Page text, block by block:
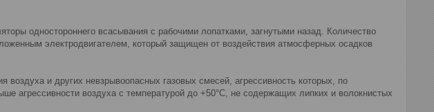
одностороннего всасывания с рабочими лопатками, загнутыми назад. Количество
электродвигателем, который защищен от воздействия атмосферных осадков
и других невзрывоопасных газовых смесей, агрессивность которых, по
агрессивности воздуха с температурой до +50°С, не содержащих липких и волокнистых